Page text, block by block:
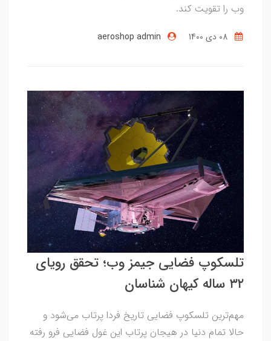
وب را تقویت کند.
aeroshop admin
تلسکوپ فضایی جیمز وب؛ تحقق رویای
۳۲ ساله کیهان‌ شناسان
مهم‌ترین تلسکوپ فضایی تاریخ فردا پرتاب می‌شود و
حالا تمام دنیا در هیجان پرتاب این غول فضایی فرو رفته